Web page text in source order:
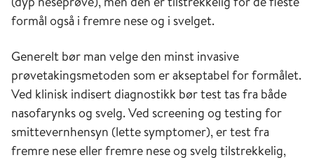
formål også i fremre nese og i svelget.
Generelt bør man velge den minst invasive
prøvetakingsmetoden som er akseptabel for formålet.
Ved klinisk indisert diagnostikk bør test tas fra både
nasofarynks og svelg. Ved screening og testing for
smittevernhensyn (lette symptomer), er test fra
fremre nese eller fremre nese og svelg tilstrekkelig,